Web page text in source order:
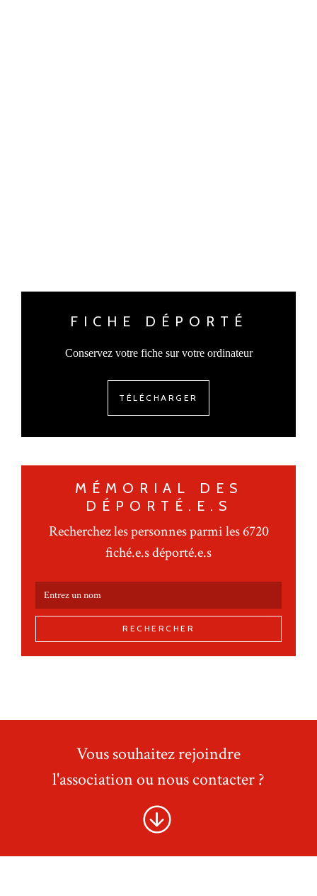
FICHE DÉPORTÉ
Conservez votre fiche sur votre ordinateur
TÉLÉCHARGER
MÉMORIAL DES
DÉPORTÉ.E.S
Recherchez les personnes parmi les 6720
fiché.e.s déporté.e.s
RECHERCHER
Vous souhaitez rejoindre
l'association ou nous contacter ?